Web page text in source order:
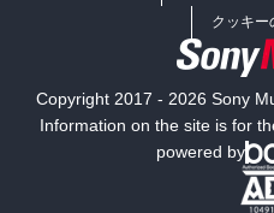
ミステリー
クッキー
Copyright 2017 - 2026 Sony
Information on the site is for
powered by